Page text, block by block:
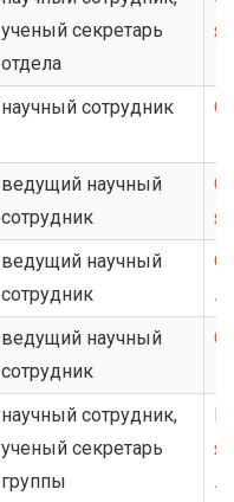
ученый секретарь
отдела
научный сотрудник
ведущий научный
сотрудник
ведущий научный
сотрудник
ведущий научный
сотрудник
научный сотрудник,
ученый секретарь
группы